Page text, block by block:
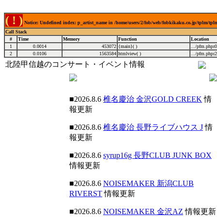
( ! ) Notice: Undefined index: p_artist_name in /home/users/2/fob/web/fobkikaku.co.jp/tplm/
Call Stack
#
Time Memory Function
Location
1
0.0014 453072 {main}( ) .../pfm.php:0
2
0.0106 1563584 htmlview( ) .../pfm.php:
北陸甲信越のコンサート・イベント情報
■2026.8.6 椎名慶治 金沢GOLD CREEK 情
報更新
■2026.8.6 椎名慶治 長野ライブハウス J情
報更新
■2026.8.6 syrup16g 長野CLUB JUNK BOX
情報更新
■2026.8.6 NOISEMAKER 新潟CLUB
RIVERST情報更新
■2026.8.6 NOISEMAKER 金沢AZ 情報更新